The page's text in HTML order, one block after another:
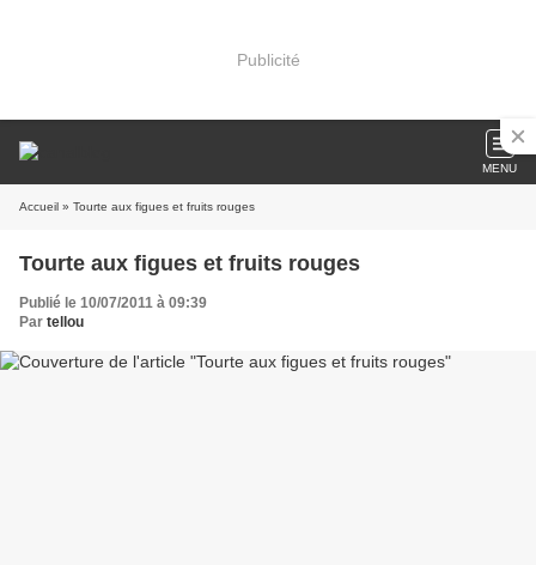
Publicité
MENU
Accueil » Tourte aux figues et fruits rouges
Tourte aux figues et fruits rouges
Publié le 10/07/2011 à 09:39
Par tellou